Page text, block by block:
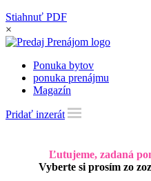
Stiahnuť PDF
×
Ponuka bytov
ponuka prenájmu
Magazín
Pridať inzerát
Ľutujeme, zadaná
Vyberte si prosím zo